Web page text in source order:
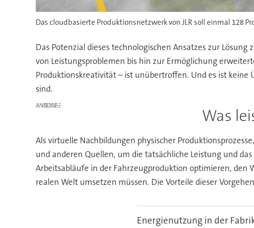
Das cloudbasierte Produktionsnetzwerk von JLR soll einmal 128
Das Potenzial dieses technologischen Ansatzes zur
von Leistungsproblemen bis hin zur Ermöglichung
Produktionskreativität – ist unübertroffen. Und es ist
sind.
ANZEIGE Was
Als virtuelle Nachbildungen physischer
und anderen Quellen, um die tatsächliche Leistung und
Arbeitsabläufe in der Fahrzeugproduktion optimieren, den
realen Welt umsetzen müssen. Die Vorteile dieser
Energienutzung in der